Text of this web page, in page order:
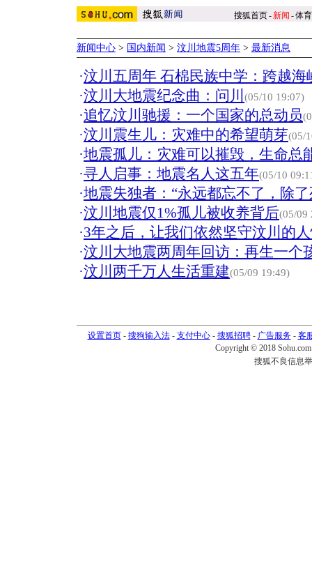
搜狐首页-新闻 -体育
新闻中心 > 国内新闻 > 汶川地震5周年 > 最新消息
·汶川五周年 石棉民族中学：跨越海
·汶川大地震纪念曲：问川 (05/10 19:07)
·追忆汶川驰援：一个国家的总动员
·汶川震生儿：灾难中的希望萌芽(05/
·地震孤儿：灾难可以摧毁，生命总
·寻人启事：地震名人这五年(05/10
·地震失独者：“永远都忘不了，除了
·汶川地震仅1%孤儿被收养背后(05/09
·3年之后，让我们依然坚守汶川的
·汶川大地震两周年回访：再生一个
·汶川两千万人生活重建(05/09 19:49)
设置首页- 搜狗输入法- 支付中心- 搜狐招聘- 广告服务- 客
Copyright © 2018
搜狐不良信息